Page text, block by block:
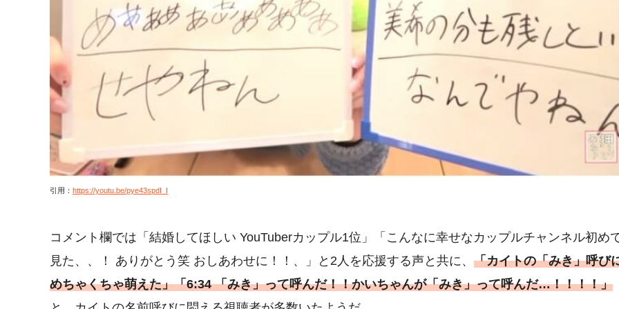
引用： https://youtu.be/pye43spdI_I
コメント欄では「結婚してほしい YouTuberカップル1位」「こんなに幸せなカップルチャンネル初め
見た、、！ ありがとう笑 おしあわせに！！、」と2人を応援する声と共に、 「カイトの「みき」呼び
めちゃくちゃ萌えた」「6:34 「みき」って呼んだ！！かいちゃんが「みき」って呼んだ…！！！！」